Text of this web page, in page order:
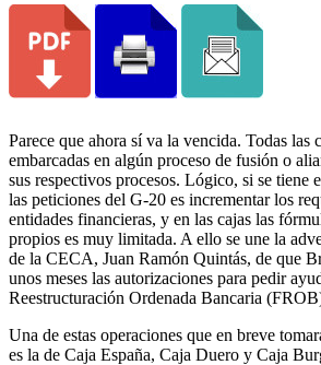
Parece que ahora sí va la vencida. Todas las
embarcadas en algún proceso de fusión o
sus respectivos procesos. Lógico, si se tiene
las peticiones del G-20 es incrementar los
entidades financieras, y en las cajas las
propios es muy limitada. A ello se une la
de la CECA, Juan Ramón Quintás, de que
unos meses las autorizaciones para pedir
Reestructuración Ordenada Bancaria
Una de estas operaciones que en breve
es la de Caja España, Caja Duero y Caja